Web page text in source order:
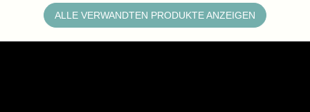
ALLE VERWANDTEN PRODUKTE ANZEIGEN